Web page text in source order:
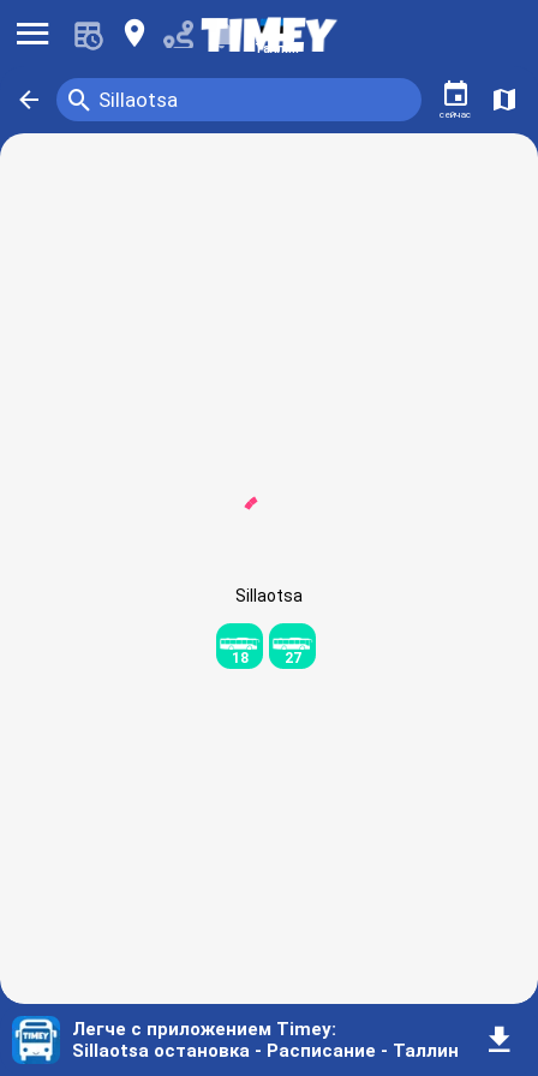
󰍜 󰍎 󰂚 Таллин
󰁍 Sillaotsa
󰍉 󰃭
сейчас
󰍍
Sillaotsa
18 27
Легче с приложением Timey:
Sillaotsa остановка - Расписание - Таллин
󰇚